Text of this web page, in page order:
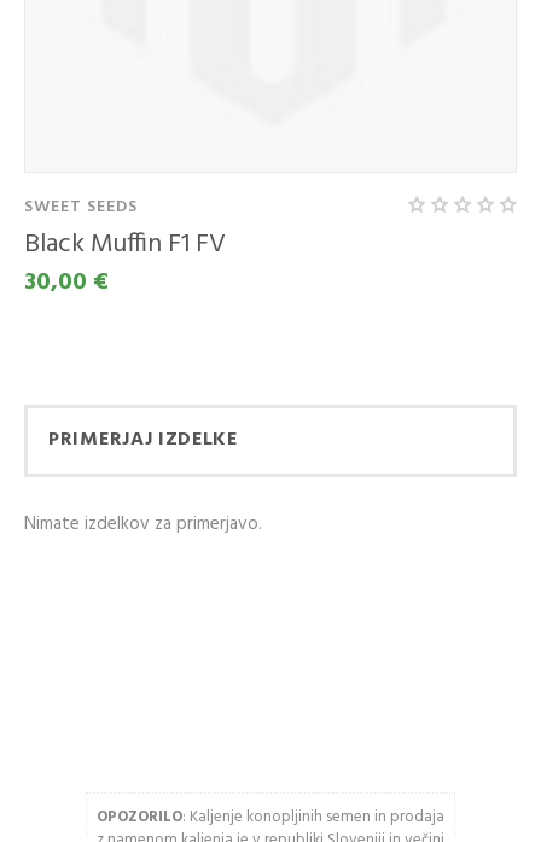
SWEET SEEDS
Black Muffin F1 FV
30,00 €
PRIMERJAJ IZDELKE
Nimate izdelkov za primerjavo.
OPOZORILO: Kaljenje konopljinih semen in prodaja
KUPITE KOT NOV
veliko prednosti:
Ogled stanja
Zgodovina slednja
RAČUNA
Osveži varnostno